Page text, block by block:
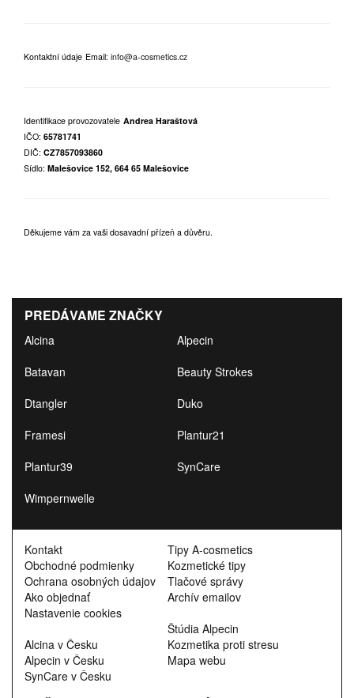
Kontaktní údaje Email: info@a-cosmetics.cz
Identifikace provozovatele Andrea Haraštová
IČO: 65781741
DIČ: CZ7857093860
Sídlo: Malešovice 152, 664 65 Malešovice
Děkujeme vám za vaši dosavadní přízeň a důvěru.
PREDÁVAME ZNAČKY
Alcina
Alpecin
Batavan
Beauty Strokes
Dtangler
Duko
Framesi
Plantur21
Plantur39
SynCare
Wimpernwelle
Kontakt
Obchodné podmienky
Ochrana osobných údajov
Ako objednať
Nastavenie cookies
Alcina v Česku
Alpecin v Česku
SynCare v Česku
Tipy A-cosmetics
Kozmetické tipy
Tlačové správy
Archív emailov
Štúdia Alpecin
Kozmetika proti stresu
Mapa webu